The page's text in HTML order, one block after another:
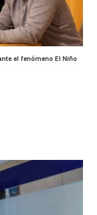
el fenómeno El Niño